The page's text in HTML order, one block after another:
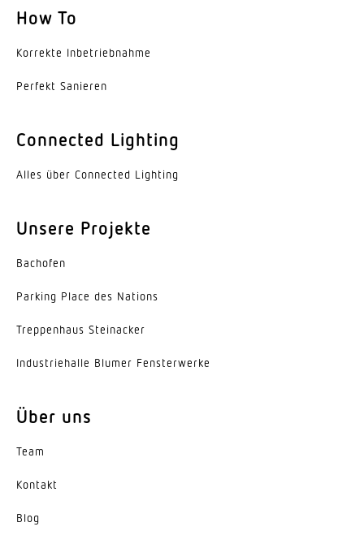
How To
Korrekte Inbe­trieb­nahme
Perfekt Sanieren
Connected Lighting
Alles über Connected Lighting
Unsere Projekte
Bachofen
Parking Place des Nations
Trep­penhaus Steinacker
Indus­trie­halle Blumer Fensterwerke
Über uns
Team
Kontakt
Blog